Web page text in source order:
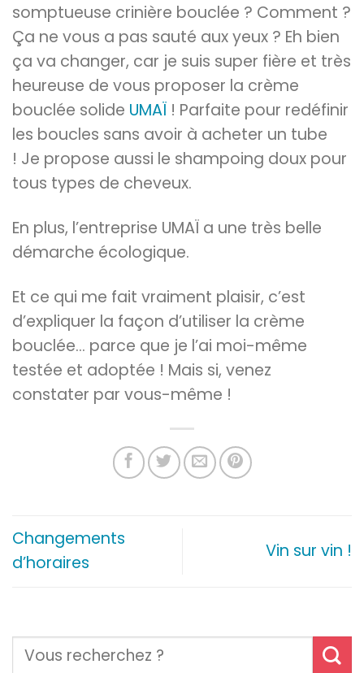
somptueuse crinière bouclée ? Comment ?
Ça ne vous a pas sauté aux yeux ? Eh bien
ça va changer, car je suis super fière et très
heureuse de vous proposer la crème
bouclée solide UMAÏ ! Parfaite pour redéfinir
les boucles sans avoir à acheter un tube
! Je propose aussi le shampoing doux pour
tous types de cheveux.
En plus, l’entreprise UMAÏ a une très belle
démarche écologique.
Et ce qui me fait vraiment plaisir, c’est
d’expliquer la façon d’utiliser la crème
bouclée… parce que je l’ai moi-même
testée et adoptée ! Mais si, venez
constater par vous-même !
Changements
d’horaires
Vin sur vin !